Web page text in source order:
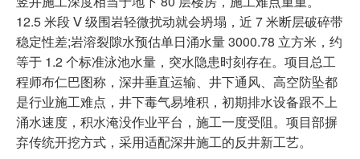
12.5 米段 Ⅴ 级围岩轻微扰动就会坍塌，近 7 米断层破碎带
稳定性差;岩溶裂隙水预估单日涌水量 3000.78 立方米，约
等于 1.2 个标准泳池水量，突水隐患时刻存在。项目总工
程师布仁巴图称，深井垂直运输、井下通风、高空防坠都
是行业施工难点，井下毒气易堆积，初期排水设备跟不上
涌水速度，积水淹没作业平台，施工一度受阻。项目部摒
弃传统开挖方式，采用适配深井施工的反井新工艺。